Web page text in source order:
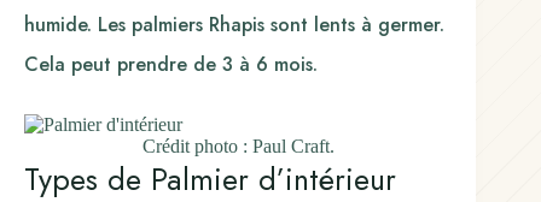
humide. Les palmiers Rhapis sont lents à germer.
Cela peut prendre de 3 à 6 mois.
Crédit photo : Paul Craft.
Types de Palmier d’intérieur